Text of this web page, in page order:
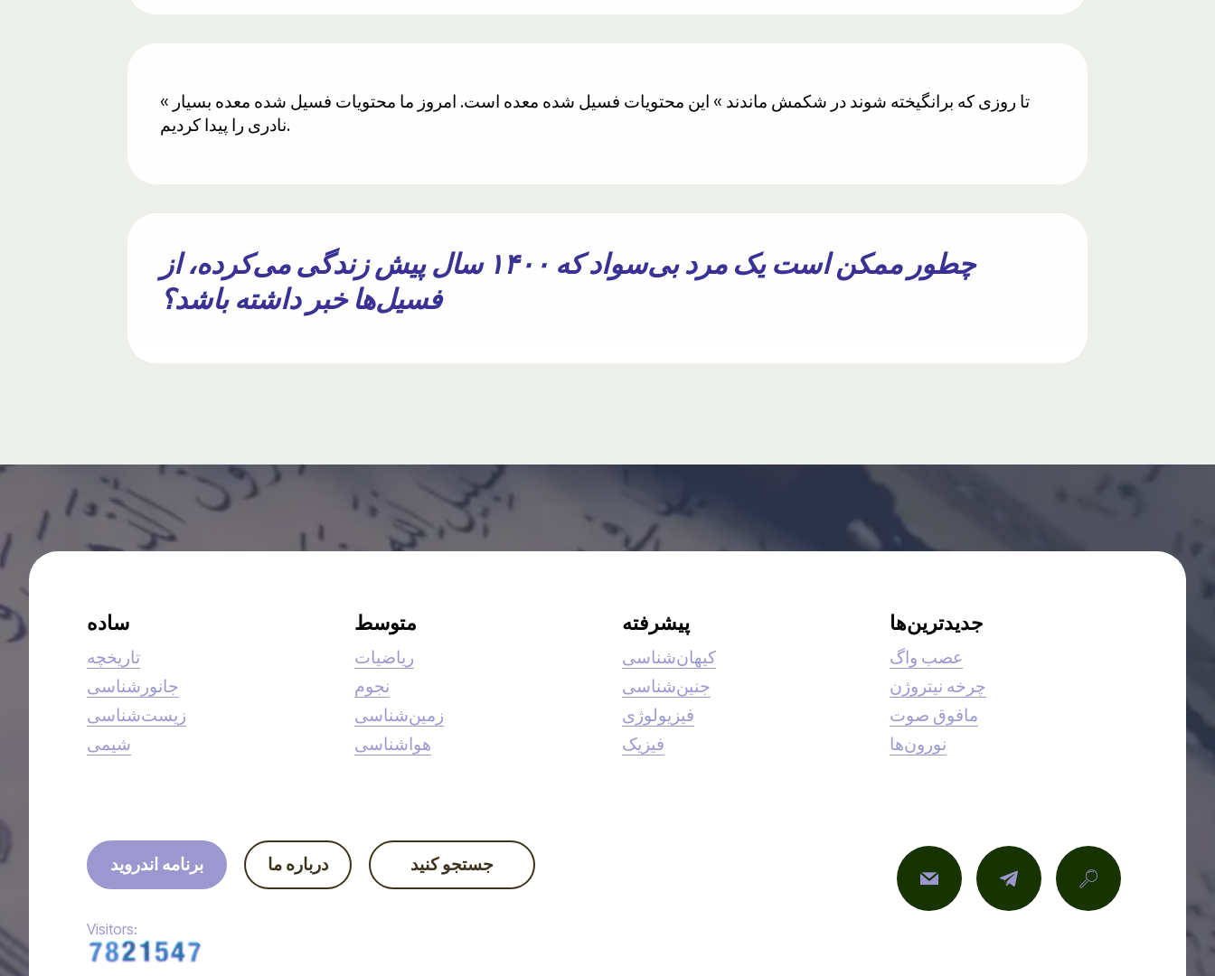
« تا روزی که برانگیخته شوند در شکمش ماندند » این محتویات فسیل شده معده است. امروز ما محتویات فسیل شده معده بسیار
نادری را پیدا کردیم.
چطور ممکن است یک مرد بی‌سواد که ۱۴۰۰ سال پیش زندگی می‌کرده، از
فسیل‌ها خبر داشته باشد؟
ساده
تاریخچه
جانورشناسی
زیست‌شناسی
شیمی
متوسط
ریاضیات
نجوم
زمین‌شناسی
هواشناسی
پیشرفته
کیهان‌شناسی
جنین‌شناسی
فیزیولوژی
فیزیک
جدیدترین‌ها
عصب واگ
چرخه نیتروژن
مافوق صوت
نورون‌ها
برنامه اندروید درباره ما
Visitors: